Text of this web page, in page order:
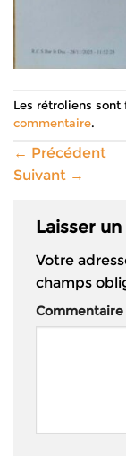
Les rétroliens sont
commentaire.
← Précédent
Suivant →
Laisser
Votre
champs
Commentaire